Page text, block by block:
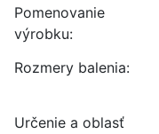
Pomenovanie
výrobku:
Rozmery balenia:
Určenie a oblasť